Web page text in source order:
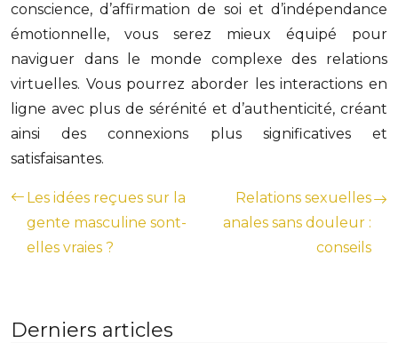
conscience, d’affirmation de soi et d’indépendance
émotionnelle, vous serez mieux équipé pour
naviguer dans le monde complexe des relations
virtuelles. Vous pourrez aborder les interactions en
ligne avec plus de sérénité et d’authenticité, créant
ainsi des connexions plus significatives et
satisfaisantes.
Les idées reçues sur la
gente masculine sont-
elles vraies ?
Relations sexuelles
anales sans douleur :
conseils
Derniers articles